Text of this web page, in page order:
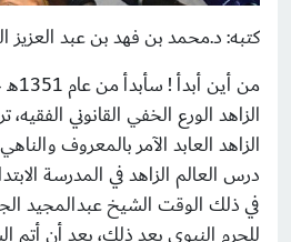
كتبه: د.محمد بن فهد بن عبد العزيز
من
الزاهد الورع الخفي القانوني
الزاهد العابد الآمر بالمعروف
درس العالم الزاهد في المدرسة
في ذلك الوقت الشيخ عبدالمجيد
للحرم النبوي بعد ذلك، بعد أن أتم